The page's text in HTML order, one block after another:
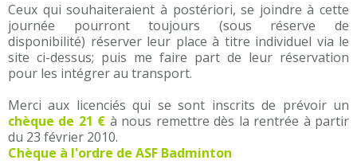
Ceux qui souhaiteraient à postériori, se joindre à cette
journée pourront toujours (sous réserve de
disponibilité) réserver leur place à titre individuel via le
site ci-dessus; puis me faire part de leur réservation
pour les intégrer au transport.
Merci aux licenciés qui se sont inscrits de prévoir un
chèque de 21 € à nous remettre dès la rentrée à partir
du 23 février 2010.
Chèque à l'ordre de ASF Badminton